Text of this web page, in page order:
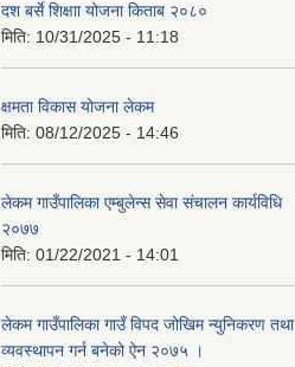
दश बर्से शिक्षाा योजना किताब २०८०
मिति: 10/31/2025 - 11:18
क्षमता विकास योजना लेकम
मिति: 08/12/2025 - 14:46
लेकम गाउँपालिका एम्बुलेन्स सेवा संचालन कार्यविधि
२०७७
मिति: 01/22/2021 - 14:01
लेकम गाउँपालिका गाउँ विपद जोखिम न्युनिकरण तथा
व्यवस्थापन गर्न बनेको ऐन २०७५ ।